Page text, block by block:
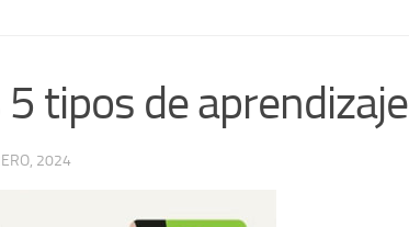
tipos de aprendizaje
2024